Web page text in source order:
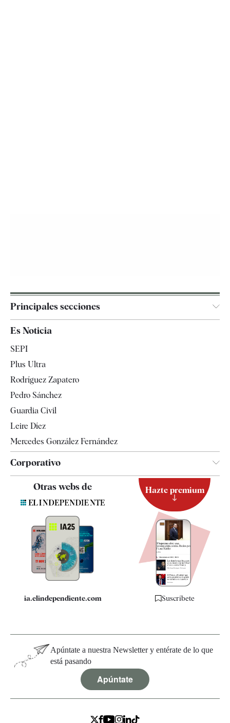
Principales secciones
España
Televisión
Es Noticia
SEPI
Plus Ultra
Rodríguez Zapatero
Pedro Sánchez
Guardia Civil
Leire Díez
Mercedes González Fernández
Corporativo
Contacto
Quiénes somos
Especificaciones
Otras webs de
ia.elindependiente.com
Hazte premium
Suscríbete
Apúntate a nuestra Newsletter y entérate de lo que
está pasando
Apúntate